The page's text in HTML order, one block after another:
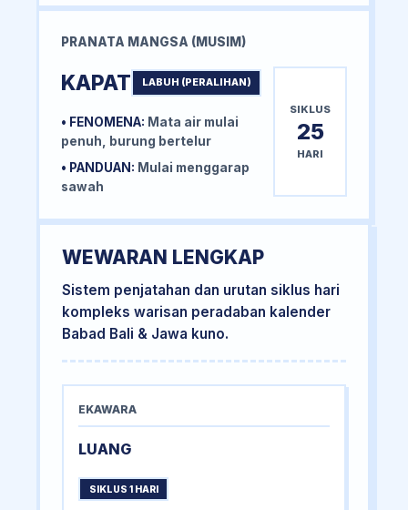
PRANATA MANGSA (MUSIM)
KAPAT LABUH (PERALIHAN)
• FENOMENA: Mata air mulai
penuh, burung bertelur
• PANDUAN: Mulai menggarap
sawah
SIKLUS
25
HARI
WEWARAN LENGKAP
Sistem penjatahan dan urutan siklus hari
kompleks warisan peradaban kalender
Babad Bali & Jawa kuno.
EKAWARA
LUANG
SIKLUS 1 HARI